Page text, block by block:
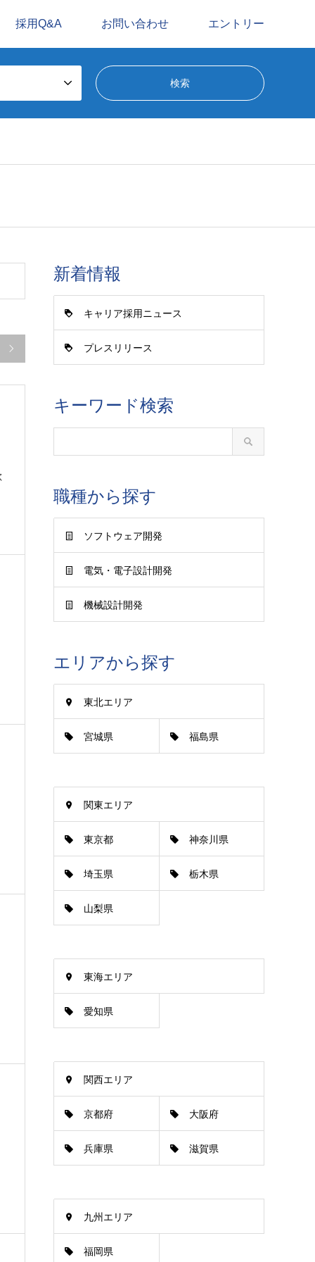
採用Q&A お問い合わせ エントリー

新着情報
キャリア採用ニュース
プレスリリース
キーワード検索
職種から探す
ソフトウェア開発
電気・電子設計開発
機械設計開発
エリアから探す
東北エリア
宮城県 福島県
関東エリア
東京都 神奈川県
埼玉県 栃木県
山梨県
東海エリア
愛知県
関西エリア
京都府 大阪府
兵庫県 滋賀県
九州エリア
福岡県